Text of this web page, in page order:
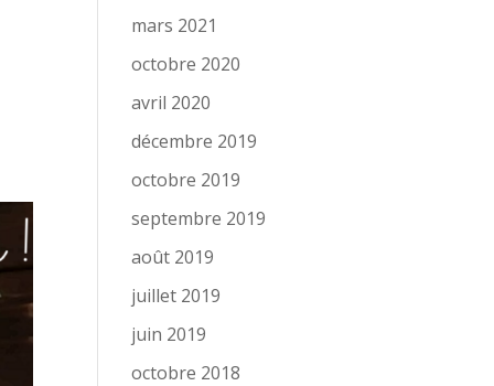
mars 2021
octobre 2020
avril 2020
décembre 2019
octobre 2019
septembre 2019
août 2019
juillet 2019
juin 2019
octobre 2018